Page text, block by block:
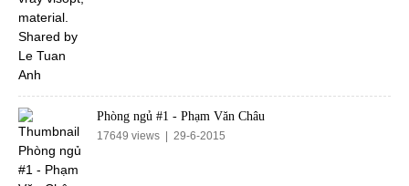
Phòng ngủ #1 - Phạm Văn Châu
17649 views | 29-6-2015